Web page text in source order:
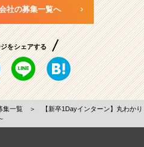
社の募集一覧へ
をシェアする
集一覧 ＞
【新卒1Dayインターン】丸わかり